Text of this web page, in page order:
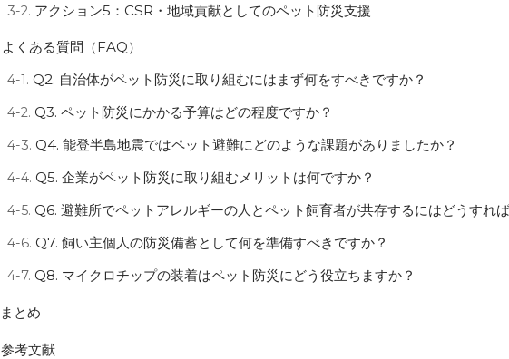
アクション5：CSR・地域貢献としてのペット防災支援
よくある質問（FAQ）
Q2. 自治体がペット防災に取り組むにはまず何をすべきですか？
Q3. ペット防災にかかる予算はどの程度ですか？
Q4. 能登半島地震ではペット避難にどのような課題がありましたか？
Q5. 企業がペット防災に取り組むメリットは何ですか？
Q6. 避難所でペットアレルギーの人とペット飼育者が共存するにはどうすれ
Q7. 飼い主個人の防災備蓄として何を準備すべきですか？
Q8. マイクロチップの装着はペット防災にどう役立ちますか？
まとめ
参考文献